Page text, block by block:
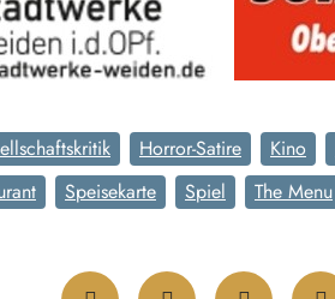
Horror-Satire Kino
Speisekarte Spiel The Menu